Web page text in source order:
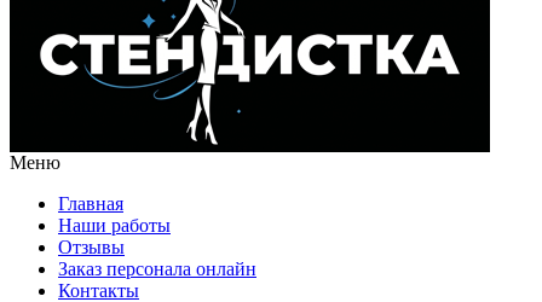
Меню
Главная
Наши работы
Отзывы
Заказ персонала онлайн
Контакты